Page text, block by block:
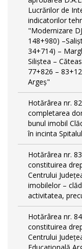
Lucrărilor de
indicatorilor
"Modernizare
148+980)
34+714) –
Siliștea –
77+826 –
Argeș"
Hotărârea nr.
completarea
bunul imobil
în incinta
Hotărârea nr.
constituirea
Centrului
imobilelor –
activitatea,
Hotărârea nr.
constituirea
Centrului